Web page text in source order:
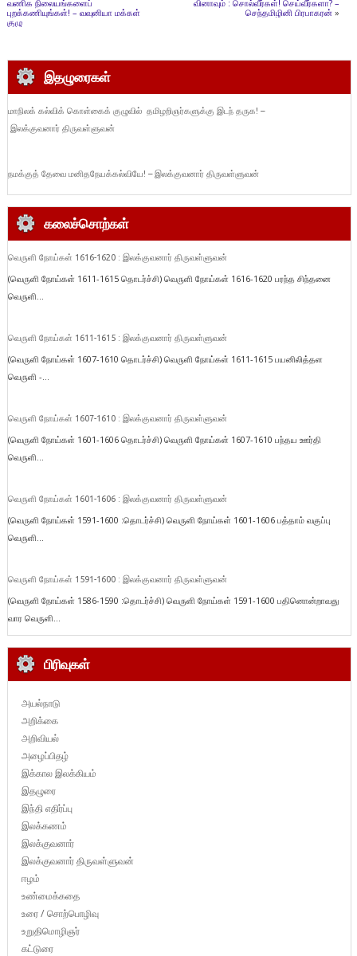
வணிக நிலையங்களைப்
புறக்கணியுங்கள்! – வவுனியா மக்கள்
குழு
வினாவும் : சொல்வீர்கள்! செய்வீர்களா? –
செந்தமிழினி பிரபாகரன் »
இதழுரைகள்
மாநிலக் கல்விக் கொள்கைக் குழுவில் தமிழறிஞர்களுக்கு இடந் தருக! –
இலக்குவனார் திருவள்ளுவன்
நமக்குத் தேவை மனிதநேயக்கல்வியே! – இலக்குவனார் திருவள்ளுவன்
கலைச்சொற்கள்
வெருளி நோய்கள் 1616-1620 : இலக்குவனார் திருவள்ளுவன்
(வெருளி நோய்கள் 1611-1615 தொடர்ச்சி) வெருளி நோய்கள் 1616-1620 பரந்த சிந்தனை
வெருளி...
வெருளி நோய்கள் 1611-1615 : இலக்குவனார் திருவள்ளுவன்
(வெருளி நோய்கள் 1607-1610 தொடர்ச்சி) வெருளி நோய்கள் 1611-1615 பயனிலித்தள
வெருளி -...
வெருளி நோய்கள் 1607-1610 : இலக்குவனார் திருவள்ளுவன்
(வெருளி நோய்கள் 1601-1606 தொடர்ச்சி) வெருளி நோய்கள் 1607-1610 பந்தய ஊர்தி
வெருளி...
வெருளி நோய்கள் 1601-1606 : இலக்குவனார் திருவள்ளுவன்
(வெருளி நோய்கள் 1591-1600 :தொடர்ச்சி) வெருளி நோய்கள் 1601-1606 பத்தாம் வகுப்பு
வெருளி...
வெருளி நோய்கள் 1591-1600 : இலக்குவனார் திருவள்ளுவன்
(வெருளி நோய்கள் 1586-1590 :தொடர்ச்சி) வெருளி நோய்கள் 1591-1600 பதினொன்றாவது
வார வெருளி...
பிரிவுகள்
அயல்நாடு
அறிக்கை
அறிவியல்
அழைப்பிதழ்
இக்கால இலக்கியம்
இதழுரை
இந்தி எதிர்ப்பு
இலக்கணம்
இலக்குவனார்
இலக்குவனார் திருவள்ளுவன்
ஈழம்
உண்மைக்கதை
உரை / சொற்பொழிவு
உறுதிமொழிஞர்
கட்டுரை